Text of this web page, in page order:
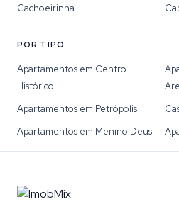
Cachoeirinha
POR TIPO
Apartamentos em Centro
Histórico
Apartamentos em Petrópolis
Apartamentos em Menino Deus